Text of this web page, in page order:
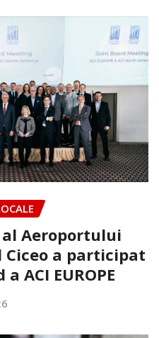
Aeroportului
Ciceo a participat
ACI EUROPE